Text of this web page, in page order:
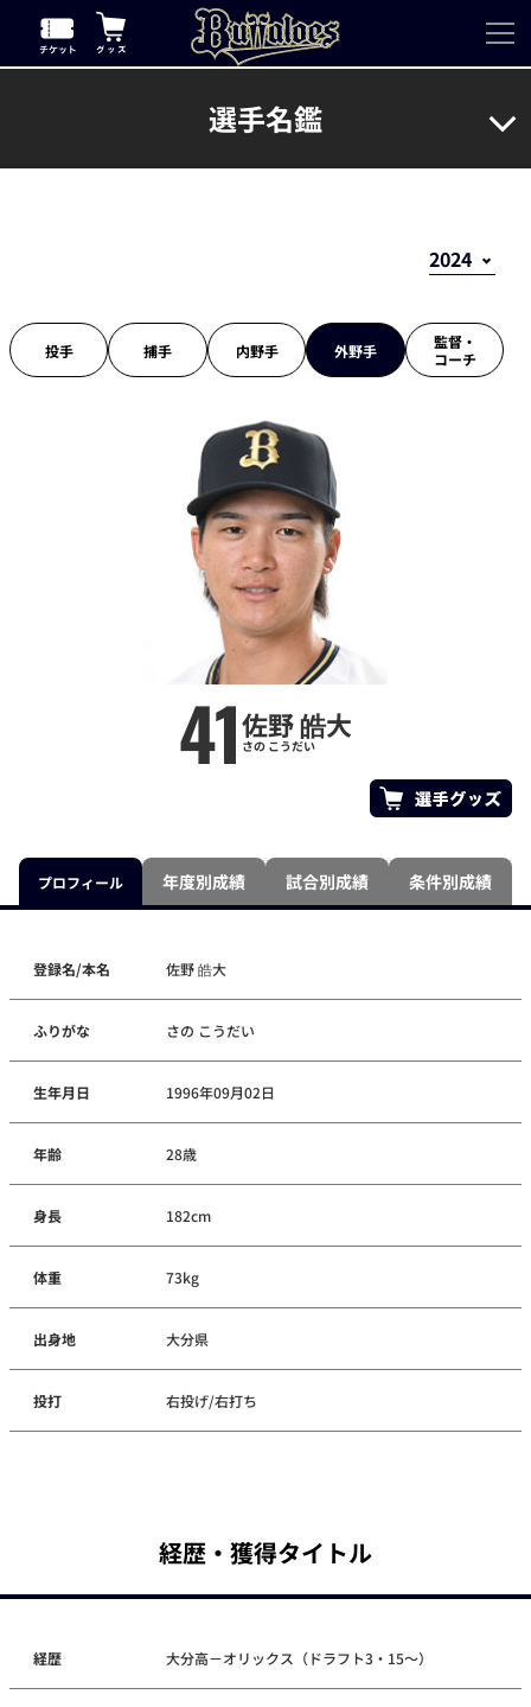
選手名鑑
投手 捕手 内野手 外野手
監督・
コーチ
41佐野 皓大
さの こうだい
プロフィール 年度別成績 試合別成績 条件別成績
登録名/本名 佐野 皓大
ふりがな さの こうだい
生年月日 1996年09月02日
年齢 28歳
身長 182cm
体重 73kg
出身地 大分県
投打 右投げ/右打ち
経歴・獲得タイトル
経歴 大分高－オリックス（ドラフト3・15～）